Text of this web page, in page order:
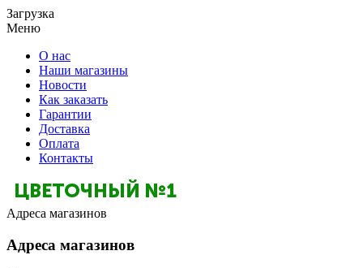
Загрузка
Меню
О нас
Наши магазины
Новости
Как заказать
Гарантии
Доставка
Оплата
Контакты
Адреса магазинов
Адреса магазинов